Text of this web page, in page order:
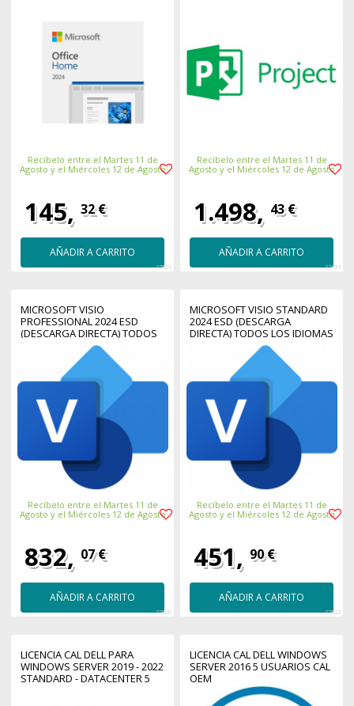
Recíbelo entre el Martes 11 de
Agosto y el Miércoles 12 de Agosto
145, 32 €
AÑADIR A CARRITO
37801
Recíbelo entre el Martes 11 de
Agosto y el Miércoles 12 de Agosto
1.498, 43 €
AÑADIR A CARRITO
37797
MICROSOFT VISIO
PROFESSIONAL 2024 ESD
(DESCARGA DIRECTA) TODOS
Recíbelo entre el Martes 11 de
Agosto y el Miércoles 12 de Agosto
832, 07 €
AÑADIR A CARRITO
37800
MICROSOFT VISIO STANDARD
2024 ESD (DESCARGA
DIRECTA) TODOS LOS IDIOMAS
Recíbelo entre el Martes 11 de
Agosto y el Miércoles 12 de Agosto
451, 90 €
AÑADIR A CARRITO
37802
LICENCIA CAL DELL PARA
WINDOWS SERVER 2019 - 2022
STANDARD - DATACENTER 5
LICENCIA CAL DELL WINDOWS
SERVER 2016 5 USUARIOS CAL
OEM